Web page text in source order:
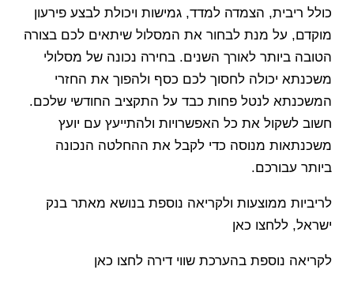
כולל ריבית, הצמדה למדד, גמישות ויכולת לבצע פירעון
מוקדם, על מנת לבחור את המסלול שיתאים לכם בצורה
הטובה ביותר לאורך השנים. בחירה נכונה של מסלולי
משכנתא יכולה לחסוך לכם כסף ולהפוך את החזרי
המשכנתא לנטל פחות כבד על התקציב החודשי שלכם.
חשוב לשקול את כל האפשרויות ולהתייעץ עם יועץ
משכנתאות מנוסה כדי לקבל את ההחלטה הנכונה
ביותר עבורכם.
לריביות ממוצעות ולקריאה נוספת בנושא מאתר בנק
ישראל, ללחצו כאן
לקריאה נוספת בהערכת שווי דירה לחצו כאן